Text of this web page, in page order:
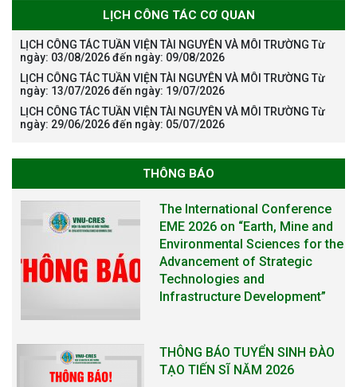
LỊCH CÔNG TÁC CƠ QUAN
LỊCH CÔNG TÁC TUẦN VIỆN TÀI NGUYÊN VÀ MÔI TRƯỜNG Từ
ngày: 03/08/2026 đến ngày: 09/08/2026
LỊCH CÔNG TÁC TUẦN VIỆN TÀI NGUYÊN VÀ MÔI TRƯỜNG Từ
ngày: 13/07/2026 đến ngày: 19/07/2026
LỊCH CÔNG TÁC TUẦN VIỆN TÀI NGUYÊN VÀ MÔI TRƯỜNG Từ
ngày: 29/06/2026 đến ngày: 05/07/2026
THÔNG BÁO
THÔNG BÁO TUYỂN SINH ĐÀO
TẠO TIẾN SĨ NĂM 2026
NĂM HỌC 2025-2026